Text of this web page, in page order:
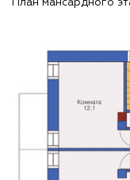
План мансардного